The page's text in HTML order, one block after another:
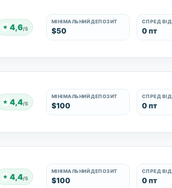
★ 4,6/5
МІНІМАЛЬНИЙ ДЕПОЗИТ
$50
СПРЕД ВІД
0 пт
★ 4,4/5
МІНІМАЛЬНИЙ ДЕПОЗИТ
$100
СПРЕД ВІД
0 пт
★ 4,4/5
МІНІМАЛЬНИЙ ДЕПОЗИТ
$100
СПРЕД ВІД
0 пт